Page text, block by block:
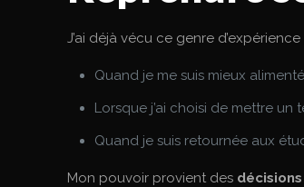
J’ai déjà vécu ce genre
Quand je me suis mieux
Lorsque j’ai choisi de mettre
Quand je suis retournée aux
Mon pouvoir provient des décisions